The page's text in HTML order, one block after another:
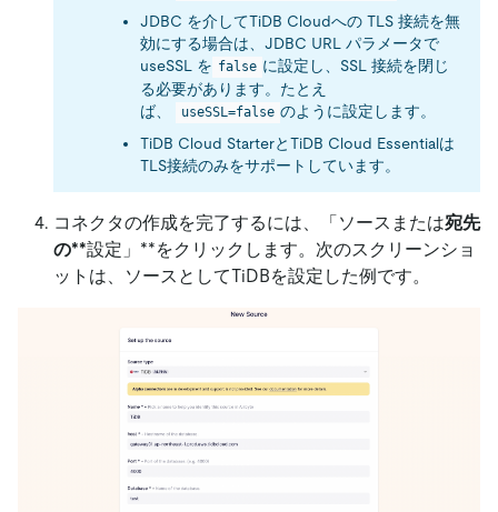
JDBC を介してTiDB Cloudへの TLS 接続を無
効にする場合は、JDBC URL パラメータで
useSSL を false に設定し、SSL 接続を閉じ
る必要があります。たとえ
ば、
useSSL=false のように設定します。
TiDB Cloud StarterとTiDB Cloud Essentialは
TLS接続のみをサポートしています。
コネクタの作成を完了するには、「ソースまたは宛先
の**設定」**をクリックします。次のスクリーンショ
ットは、ソースとしてTiDBを設定した例です。